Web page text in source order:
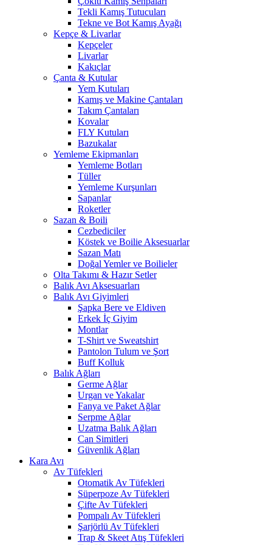
Tekli Kamış Tutucuları
Tekne ve Bot Kamış Ayağı
Kepçe & Livarlar
Kepçeler
Livarlar
Kakıçlar
Çanta & Kutular
Yem Kutuları
Kamış ve Makine Çantaları
Takım Çantaları
Kovalar
FLY Kutuları
Bazukalar
Yemleme Ekipmanları
Yemleme Botları
Tüller
Yemleme Kurşunları
Sapanlar
Roketler
Sazan & Boili
Cezbediciler
Köstek ve Boilie Aksesuarlar
Sazan Matı
Doğal Yemler ve Boilieler
Olta Takımı & Hazır Setler
Balık Avı Aksesuarları
Balık Avı Giyimleri
Şapka Bere ve Eldiven
Erkek İç Giyim
Montlar
T-Shirt ve Sweatshirt
Pantolon Tulum ve Şort
Buff Kolluk
Balık Ağları
Germe Ağlar
Urgan ve Yakalar
Fanya ve Paket Ağlar
Serpme Ağlar
Uzatma Balık Ağları
Can Simitleri
Güvenlik Ağları
Kara Avı
Av Tüfekleri
Otomatik Av Tüfekleri
Süperpoze Av Tüfekleri
Çifte Av Tüfekleri
Pompalı Av Tüfekleri
Şarjörlü Av Tüfekleri
Trap & Skeet Atış Tüfekleri